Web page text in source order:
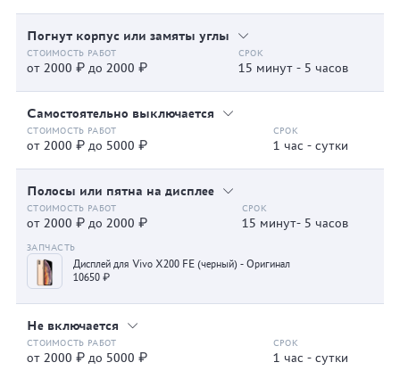
Погнут корпус или замяты углы
от 2000 ₽ до 2000 ₽ 15 минут - 5 часов
Самостоятельно выключается
от 2000 ₽ до 5000 ₽ 1 час - сутки
Полосы или пятна на дисплее
от 2000 ₽ до 2000 ₽ 15 минут- 5 часов
Дисплей для Vivo X200 FE (черный) - Оригинал
10650 ₽
Не включается
от 2000 ₽ до 5000 ₽ 1 час - сутки